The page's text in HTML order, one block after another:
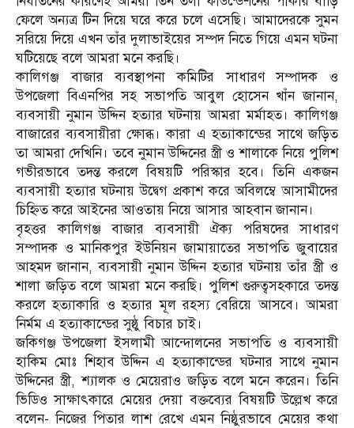
ফেলে অন্যত্র টিন দিয়ে ঘরে করে চলে এসেছি। আমাদেরকে সুমন
সরিয়ে দিয়ে এখন তাঁর দুলাভাইয়ের সম্পদ নিতে গিয়ে এমন ঘটনা
ঘটিয়েছে বলে আমরা মনে করছি।
কালিগঞ্জ বাজার ব্যবস্থাপনা কমিটির সাধারণ সম্পাদক ও
উপজেলা বিএনপির সহ সভাপতি আবুল হোসেন খাঁন জানান,
ব্যবসায়ী নুমান উদ্দিন হত্যার ঘটনায় আমরা মর্মাহত। কালিগঞ্জ
বাজারের ব্যবসায়ীরা ক্ষোব্ধ। কারা এ হত্যাকান্ডের সাথে জড়িত
তা আমরা দেখিনি। তবে নুমান উদ্দিনের স্ত্রী ও শালাকে নিয়ে পুলিশ
গভীরভাবে তদন্ত করলে বিষয়টি পরিস্কার হবে। তিনি একজন
ব্যবসায়ী হত্যার ঘটনায় উদ্বেগ প্রকাশ করে অবিলম্বে আসামীদের
চিহ্নিত করে আইনের আওতায় নিয়ে আসার আহবান জানান।
বৃহত্তর কালিগঞ্জ বাজার ব্যবসায়ী ঐক্য পরিষদের সাধারণ
সম্পাদক ও মানিকপুর ইউনিয়ন জামায়াতের সভাপতি জুবায়ের
আহমদ জানান, ব্যবসায়ী নুমান উদ্দিন হত্যার ঘটনায় তাঁর স্ত্রী ও
শালা জড়িত বলে আমরা মনে করছি। পুলিশ গুরুত্বসহকারে তদন্ত
করলে হত্যাকারি ও হত্যার মূল রহস্য বেরিয়ে আসবে। আমরা
নির্মম এ হত্যাকান্ডের সুষ্ঠু বিচার চাই।
জকিগঞ্জ উপজেলা ইসলামী আন্দোলনের সভাপতি ও ব্যবসায়ী
হাকিম মোঃ শিহাব উদ্দিন এ হত্যাকান্ডের ঘটনার সাথে নুমান
উদ্দিনের স্ত্রী, শ্যালক ও মেয়েরাও জড়িত বলে মনে করেন। তিনি
ভিডিও সাক্ষাৎকারে মেয়ের দেয়া বক্তব্যের বিষয়টি উল্লেখ করে
বলেন- নিজের পিতার লাশ রেখে এমন নিষ্ঠুরভাবে মেয়ের কথা